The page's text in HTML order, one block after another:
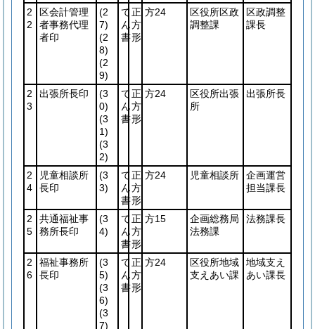
2
2
区会計管理
者事務代理
者印
(2
7)
(2
8)
(2
9)
て
ん
書
正
方
形
方24
区役所区政
調整課
区政調整
課長
2
3
出張所長印
(3
0)
(3
1)
(3
2)
て
ん
書
正
方
形
方24
区役所出張
所
出張所長
2
4
児童相談所
長印
(3
3)
て
ん
書
正
方
形
方24 児童相談所
企画運営
担当課長
2
5
共通福祉事
務所長印
(3
4)
て
ん
書
正
方
形
方15
企画総務局
法務課
法務課長
2
6
福祉事務所
長印
(3
5)
(3
6)
(3
7)
て
ん
書
正
方
形
方24
区役所地域
支えあい課
地域支え
あい課長